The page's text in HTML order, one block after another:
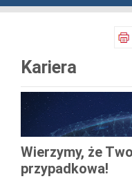
Kariera
Wierzymy, że
przypadkowa!